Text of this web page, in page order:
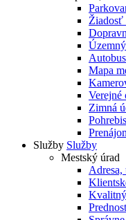
Žiadosť
Mapa
Verejné
Zimná
Služby Služby
Mestský úrad
Adresa,